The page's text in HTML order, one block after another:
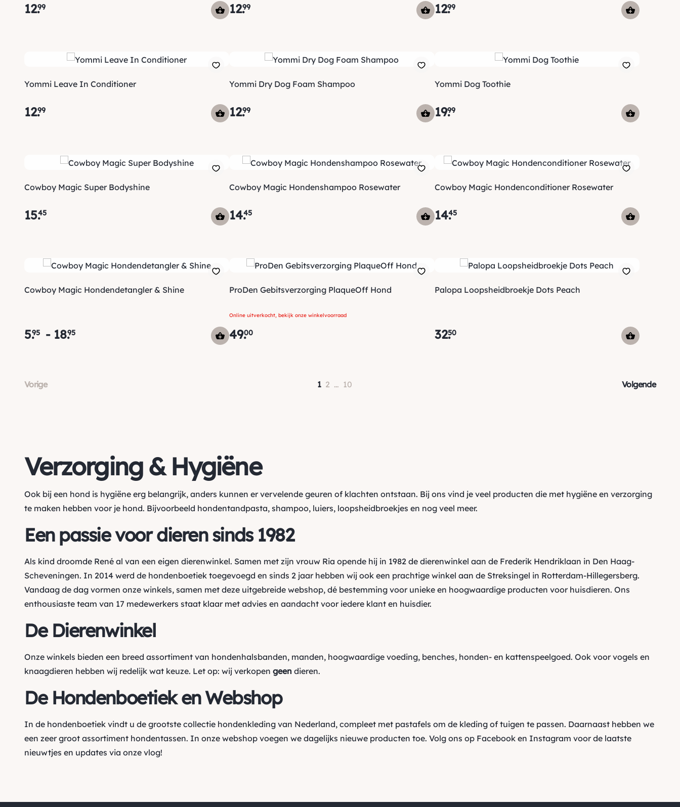
12.99 12.99 12.99
Yommi Leave In Conditioner
12.99
Yommi Dry Dog Foam Shampoo
12.99
Yommi Dog Toothie
19.99
Cowboy Magic Super Bodyshine
15.45
Cowboy Magic Hondenshampoo Rosewater
14.
45
Cowboy Magic Hondenconditioner Rosewater
14.45
Cowboy Magic Hondendetangler & Shine
5.95 - 18.95
ProDen Gebitsverzorging PlaqueOff Hond
Online uitverkocht, bekijk onze winkelvoorraad
49.00
Palopa Loopsheidbroekje Dots Peach
32.50
Vorige 1 2 … 10 Volgende
Verzorging & Hygiëne
Ook bij een hond is hygiëne erg belangrijk, anders kunnen er vervelende geuren of klachten ontstaan. Bij ons vind je veel producten die met hygiëne en verzorging
te maken hebben voor je hond. Bijvoorbeeld hondentandpasta, shampoo, luiers, loopsheidbroekjes en nog veel meer.
Een passie voor dieren sinds 1982
Als kind droomde René al van een eigen dierenwinkel. Samen met zijn vrouw Ria opende hij in 1982 de dierenwinkel aan de Frederik Hendriklaan in Den Haag-
Scheveningen. In 2014 werd de hondenboetiek toegevoegd en sinds 2 jaar hebben wij ook een prachtige winkel aan de Streksingel in Rotterdam-Hillegersberg.
Vandaag de dag vormen onze winkels, samen met deze uitgebreide webshop, dé bestemming voor unieke en hoogwaardige producten voor huisdieren. Ons
enthousiaste team van 17 medewerkers staat klaar met advies en aandacht voor iedere klant en huisdier.
De Dierenwinkel
Onze winkels bieden een breed assortiment van hondenhalsbanden, manden, hoogwaardige voeding, benches, honden- en kattenspeelgoed. Ook voor vogels en
knaagdieren hebben wij redelijk wat keuze. Let op: wij verkopen geen dieren.
De Hondenboetiek en Webshop
In de hondenboetiek vindt u de grootste collectie hondenkleding van Nederland, compleet met pastafels om de kleding of tuigen te passen. Daarnaast hebben we
een zeer groot assortiment hondentassen. In onze webshop voegen we dagelijks nieuwe producten toe. Volg ons op Facebook en Instagram voor de laatste
nieuwtjes en updates via onze vlog!